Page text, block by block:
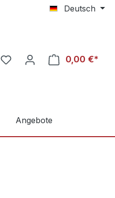
Deutsch
0,00 €*
Angebote